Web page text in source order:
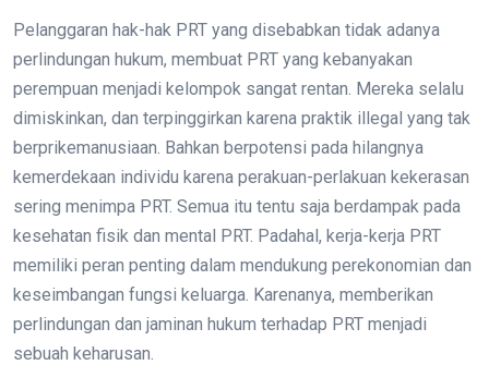
Pelanggaran hak-hak PRT yang disebabkan tidak adanya
perlindungan hukum, membuat PRT yang kebanyakan
perempuan menjadi kelompok sangat rentan. Mereka selalu
dimiskinkan, dan terpinggirkan karena praktik illegal yang tak
berprikemanusiaan. Bahkan berpotensi pada hilangnya
kemerdekaan individu karena perakuan-perlakuan kekerasan
sering menimpa PRT. Semua itu tentu saja berdampak pada
kesehatan fisik dan mental PRT. Padahal, kerja-kerja PRT
memiliki peran penting dalam mendukung perekonomian dan
keseimbangan fungsi keluarga. Karenanya, memberikan
perlindungan dan jaminan hukum terhadap PRT menjadi
sebuah keharusan.